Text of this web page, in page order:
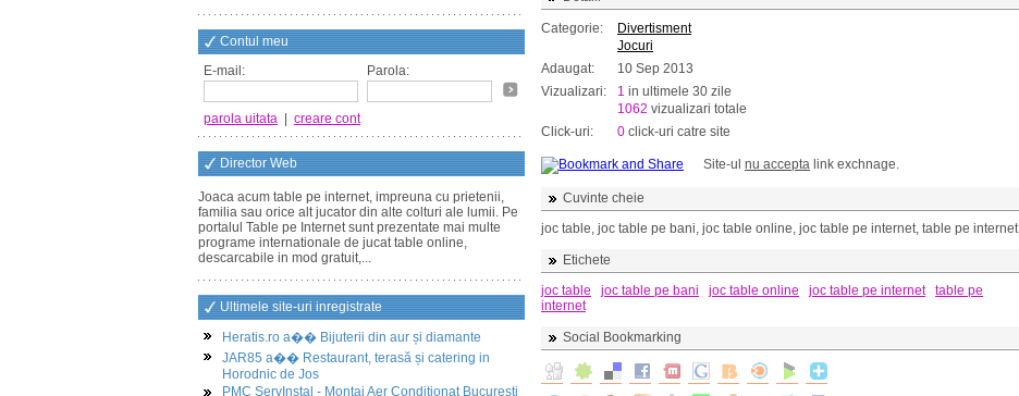
Contul meu
E-mail:
Parola:
parola uitata creare cont
Director Web
Joaca acum table pe internet, impreuna cu prietenii,
familia sau orice alt jucator din alte colturi ale lumii. Pe
portalul Table pe Internet sunt prezentate mai multe
programe internationale de jucat table online,
descarcabile in mod gratuit,...
Ultimele site-uri inregistrate
Heratis.ro a�� Bijuterii din aur și diamante
JAR85 a�� Restaurant, terasă și catering in
Horodnic de Jos
PMC ServInstal - Montaj Aer Conditionat Bucuresti
Categorie:
Divertisment
Jocuri
Adaugat:
10 Sep 2013
Vizualizari:
1 in ultimele 30 zile
1062 vizualizari totale
Click-uri:
0 click-uri catre site
Site-ul nu accepta link exchnage.
Cuvinte cheie
joc table, joc table pe bani, joc table online, joc table pe internet, table pe internet
Etichete
joc table
joc table pe bani joc table online joc table pe internet
table pe
internet
Social Bookmarking